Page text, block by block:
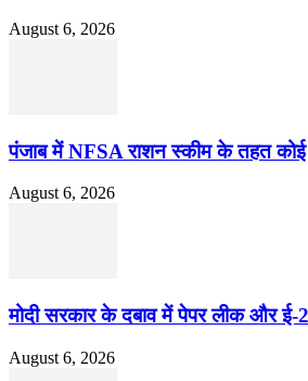
August 6, 2026
पंजाब में NFSA राशन स्कीम के तहत कोई
August 6, 2026
मोदी सरकार के दबाव में पेपर लीक और
August 6, 2026